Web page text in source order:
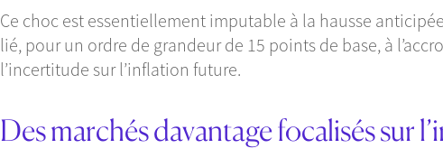
Ce choc est essentiellement imputable à la hausse
lié, pour un ordre de grandeur de 15 points de base, à
l’incertitude sur l’inflation future.
Des marchés davantage focalisés sur